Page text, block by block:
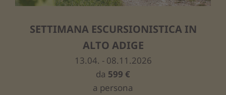
SETTIMANA ESCURSIONISTICA IN
ALTO ADIGE
13.04. - 08.11.2026
da 599 €
a persona